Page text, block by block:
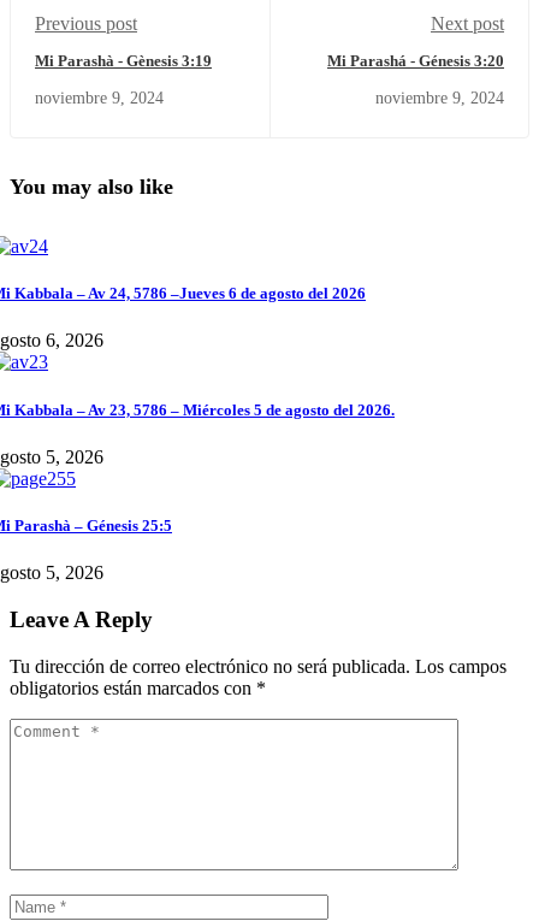
Previous post
Mi Parashà - Gènesis 3:19
noviembre 9, 2024
Next post
Mi Parashá - Génesis 3:20
noviembre 9, 2024
You may also like
Kabbala – Av 24, 5786 –Jueves 6 de agosto del 2026
6, 2026
Kabbala – Av 23, 5786 – Miércoles 5 de agosto del 2026.
5, 2026
Parashà – Génesis 25:5
5, 2026
Leave A Reply
Tu dirección de correo electrónico no será publicada. Los campos
obligatorios están marcados con *